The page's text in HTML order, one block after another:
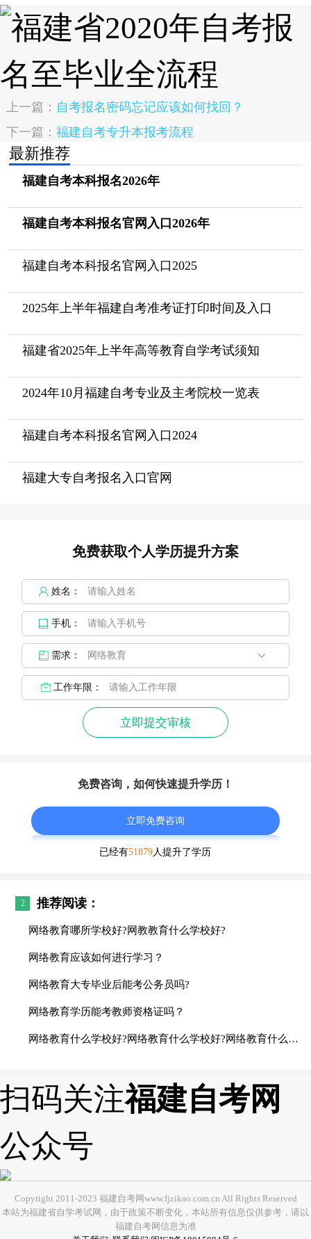
上一篇： 自考报名密码忘记应该如何找回？
下一篇：福建自考专升本报考流程
最新推荐
福建自考本科报名2026年
福建自考本科报名官网入口2026年
福建自考本科报名官网入口2025
2025年上半年福建自考准考证打印时间及入口
福建省2025年上半年高等教育自学考试须知
2024年10月福建自考专业及主考院校一览表
福建自考本科报名官网入口2024
福建大专自考报名入口官网
免费获取个人学历提升方案
姓名：
手机：
需求：
工作年限：
立即提交审核
免费咨询，如何快速提升学历！
立即免费咨询
已经有51879 人提升了学历
2 推荐阅读：
网络教育哪所学校好?网教教育什么学校好?
网络教育应该如何进行学习？
网络教育大专毕业后能考公务员吗?
网络教育学历能考教师资格证吗？
网络教育什么学校好?网络教育什么学校好?网络教育什么学校好?网络教育什么学校好?网络教育什么学校好?
扫码关注福建自考网
公众号
Copyright 2011-2023 福建自考网www.fjzikao.com.cn All Rights Reserved
本站为福建省自学考试网，由于政策不断变化，本站所有信息仅供参考，请以
福建自考网信息为准